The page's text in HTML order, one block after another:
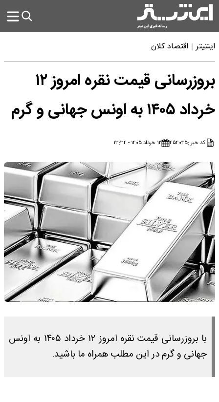
اینتیتر اقتصاد کلان
بروزرسانی قیمت نقره امروز ۱۲
خرداد ۱۴۰۵ به اونس جهانی و گرم
کد خبر :۴۵۴۰۴۵ ۱۲ خرداد ۱۴۰۵ - ۱۳:۳۴
با بروزرسانی قیمت نقره امروز ۱۲ خرداد ۱۴۰۵ به اونس
جهانی و گرم در این مطلب همراه ما باشید.